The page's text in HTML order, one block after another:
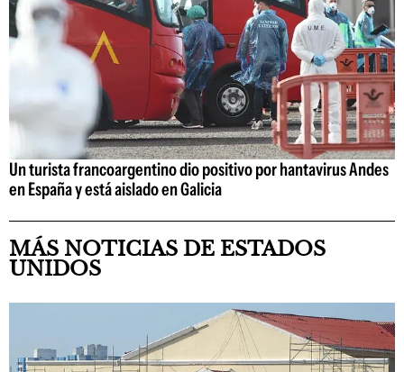
Un turista francoargentino dio positivo por hantavirus Andes
en España y está aislado en Galicia
MÁS NOTICIAS DE ESTADOS
UNIDOS